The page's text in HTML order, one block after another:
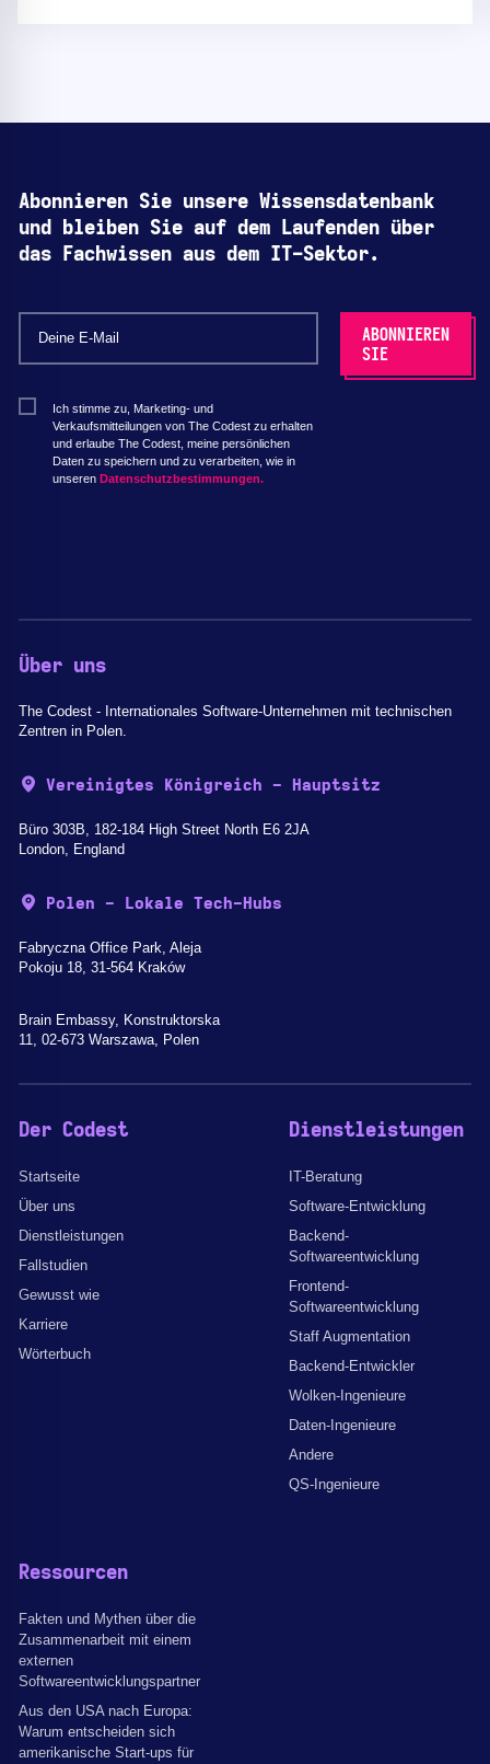
Abonnieren Sie unsere Wissensdatenbank
und bleiben Sie auf dem Laufenden über
das Fachwissen aus dem IT-Sektor.
Ich stimme zu, Marketing- und
Verkaufsmitteilungen von The Codest zu erhalten
und erlaube The Codest, meine persönlichen
Daten zu speichern und zu verarbeiten, wie in
unseren Datenschutzbestimmungen.
Über uns
The Codest - Internationales Software-Unternehmen mit technischen
Zentren in Polen.
Vereinigtes Königreich - Hauptsitz
Büro 303B, 182-184 High Street North E6 2JA
London, England
Polen - Lokale Tech-Hubs
Fabryczna Office Park, Aleja
Pokoju 18, 31-564 Kraków
Brain Embassy, Konstruktorska
11, 02-673 Warszawa, Polen
Der Codest
Startseite
Über uns
Dienstleistungen
Fallstudien
Gewusst wie
Karriere
Wörterbuch
Dienstleistungen
IT-Beratung
Software-Entwicklung
Backend-
Softwareentwicklung
Frontend-
Softwareentwicklung
Staff Augmentation
Backend-Entwickler
Wolken-Ingenieure
Daten-Ingenieure
Andere
QS-Ingenieure
Ressourcen
Fakten und Mythen über die
Zusammenarbeit mit einem
externen
Softwareentwicklungspartner
Aus den USA nach Europa:
Warum entscheiden sich
amerikanische Start-ups für